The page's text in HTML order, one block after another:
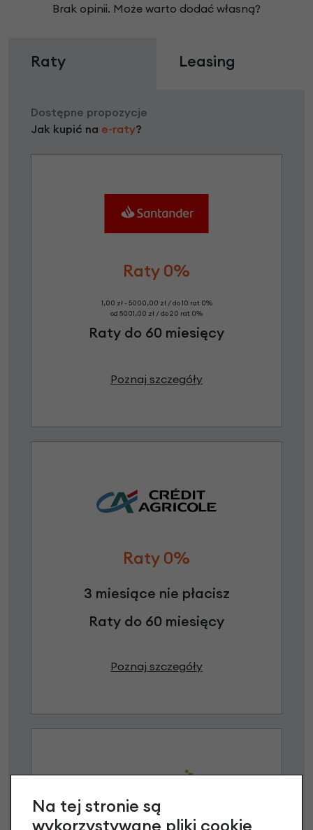
Brak opinii. Może warto dodać własną?
Raty Leasing
Dostępne propozycje
Jak kupić na e-raty?
Raty 0%
1,00 zł - 5000,00 zł / do 10 rat 0%
od 5001,00 zł / do 20 rat 0%
Raty do 60 miesięcy
Poznaj szczegóły
Raty 0%
3 miesiące nie płacisz
Raty do 60 miesięcy
Poznaj szczegóły
Na tej stronie są
wykorzystywane pliki cookie